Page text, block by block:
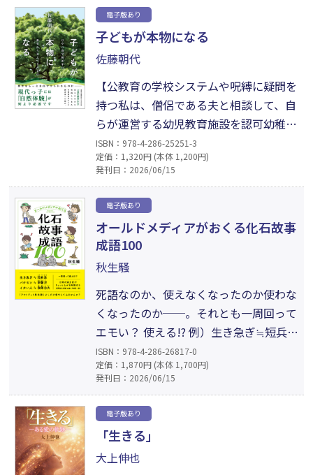
から凡夫が仏教を語る。ときに仏典を採
点するなど、既成の枠にとらわれない大
胆な試みも盛り込みつつ、仏教の魅力に
自由に迫っていく意欲作。
電子版あり
子どもが本物になる
佐藤朝代
【公教育の学校システムや呪縛に疑問を
持つ私は、僧侶である夫と相談して、自
らが運営する幼児教育施設を認可幼稚園
とせず、認可外の「幼稚舎」とする選択
をしました（幼稚園という名称は使えま
せん）。自然を教室とするという独自の
教育を貫きたかったからです】子どもの
教育をもっと自由で大らかなものに──
と、けやの森学園創設者は説く。子育て
中の保護者、教育関係者の必読書。
ISBN：978-4-286-25251-3
定価：1,320円 (本体 1,200円)
発刊日：2026/06/15
電子版あり
オールドメディアがおくる化石故事
成語100
秋生騒
死語なのか、使えなくなったのか使わな
くなったのか──。それとも一周回って
エモい？ 使える!? 例）生き急ぎ≒短兵急
【たんぺいきゅう】／バケモン≒寧馨児
【ねいけいじ】／イタい人≒夜郎自大
【やろうじだい】。日常の満足度がちょ
っと上がる知識付き。自分をうまく言葉
にできる単語、アウトプット用単語、少
し増やしてみませんか？
ISBN：978-4-286-26817-0
定価：1,870円 (本体 1,700円)
発刊日：2026/06/15
電子版あり
「生きる」
大上伸也